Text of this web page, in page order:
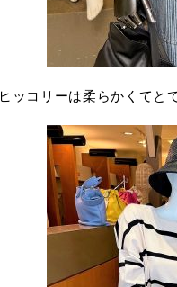
ヒッコリーは柔らかくてと